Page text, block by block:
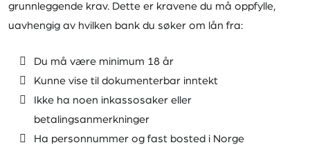
grunnleggende krav. Dette er kravene du må oppfylle,
uavhengig av hvilken bank du søker om lån fra:
Du må være minimum 18 år
Kunne vise til dokumenterbar inntekt
Ikke ha noen inkassosaker eller
betalingsanmerkninger
Ha personnummer og fast bosted i Norge